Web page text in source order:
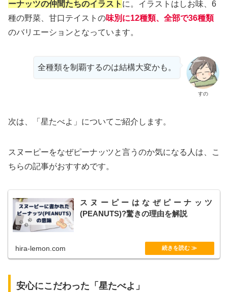
ーナッツの仲間たちのイラスト に。イラストはしお味、6
種の野菜、甘口テイストの味別に12種類、全部で36種類
のバリエーションとなっています。
すの
全種類を制覇するのは結構大変かも。
次は、「星たべよ」についてご紹介します。
スヌーピーをなぜピーナッツと言うのか気になる人は、こ
ちらの記事がおすすめです。
スヌーピーはなぜピーナッツ
(PEANUTS)?驚きの理由を解説
hira-lemon.com
安心にこだわった「星たべよ」